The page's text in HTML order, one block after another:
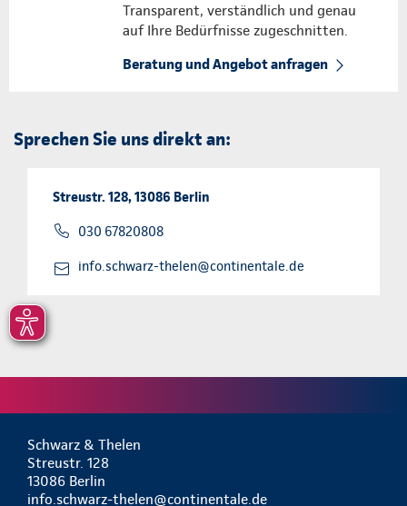
Transparent, verständlich und genau
auf Ihre Bedürfnisse zugeschnitten.
Beratung und Angebot anfragen
Sprechen Sie uns direkt an:
Streustr. 128, 13086 Berlin
030 67820808
info.schwarz-thelen@continentale.de
Schwarz & Thelen
Streustr. 128
13086 Berlin
info.schwarz-thelen@continentale.de